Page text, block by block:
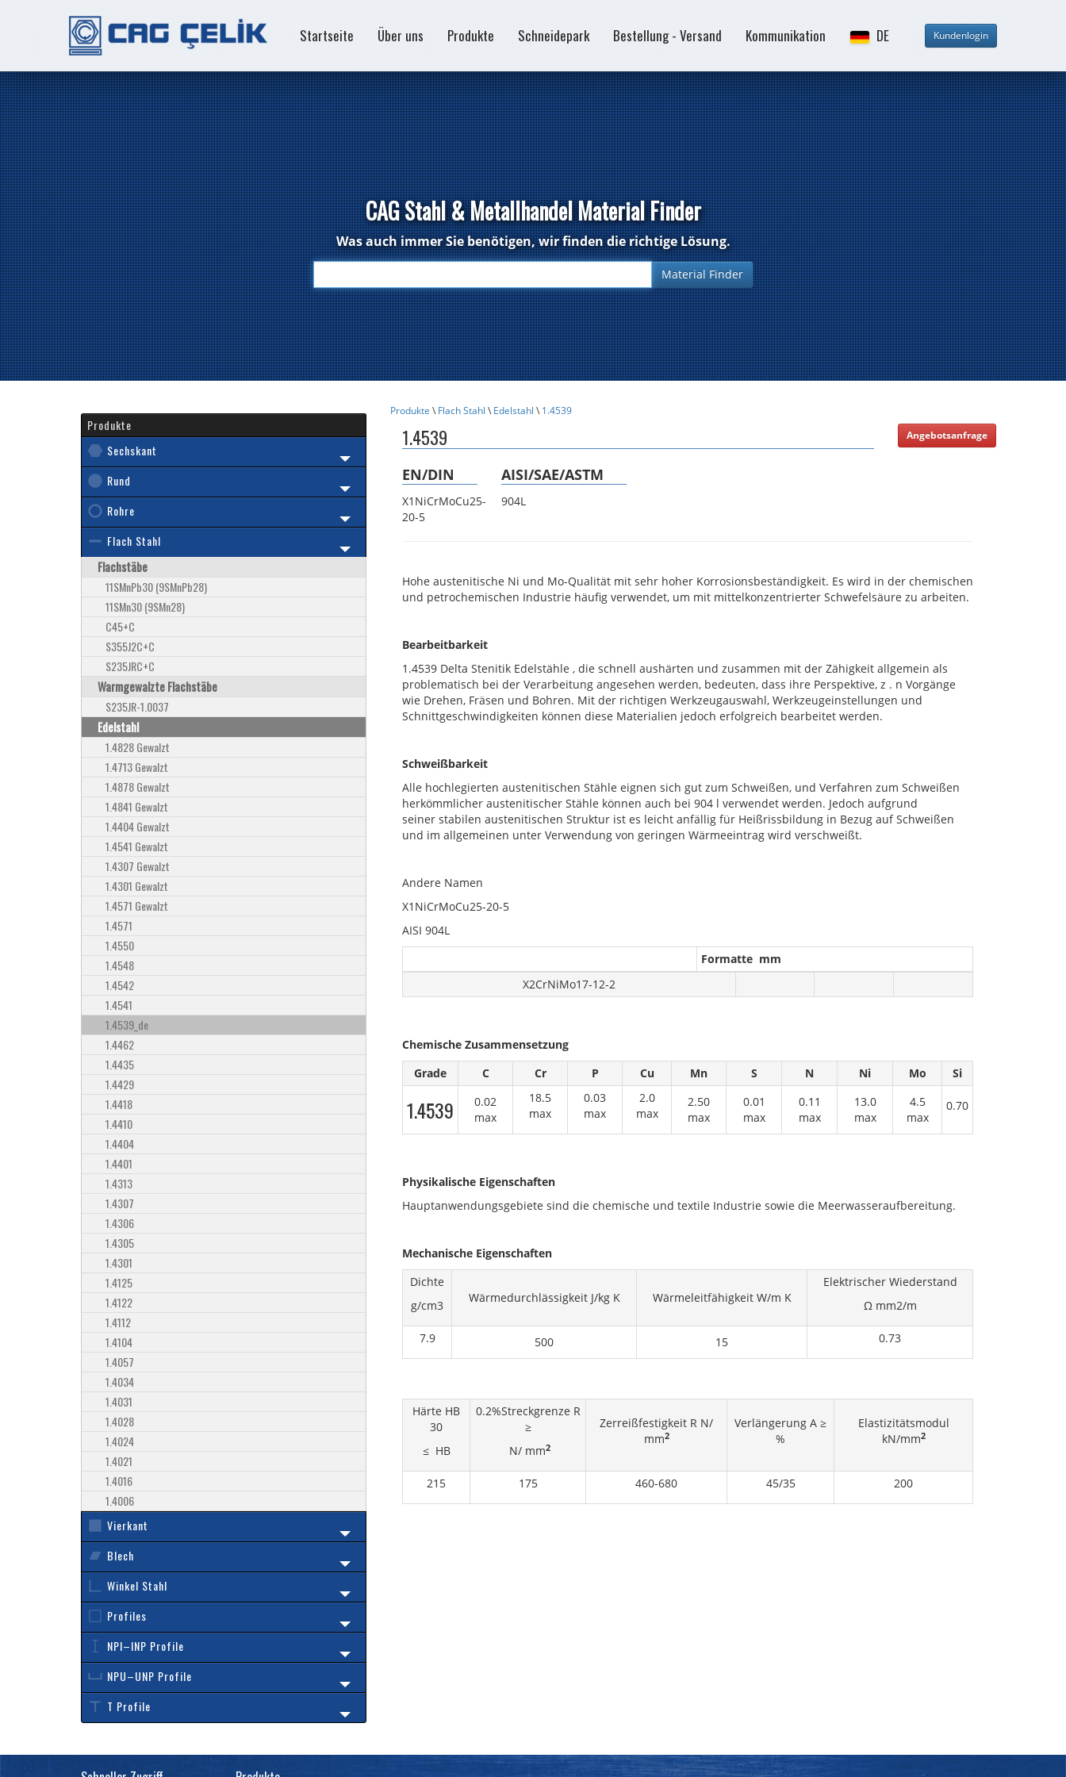
Startseite Über uns Produkte Schneidepark Bestellung - Versand Kommunikation DE
CAG Stahl & Metallhandel Material Finder
Was auch immer Sie benötigen, wir finden die richtige Lösung.
Produkte \Flach Stahl \Edelstahl \1.4539
1.4539 Angebotsanfrage
EN/DIN
X1NiCrMoCu25-
20-5
AISI/SAE/ASTM
904L
Hohe austenitische Ni und Mo-Qualität mit sehr hoher Korrosionsbeständigkeit. Es wird in der chemischen
und petrochemischen Industrie häufig verwendet, um mit mittelkonzentrierter Schwefelsäure zu arbeiten.
Bearbeitbarkeit
1.4539 Delta Stenitik Edelstähle , die schnell aushärten und zusammen mit der Zähigkeit allgemein als
problematisch bei der Verarbeitung angesehen werden, bedeuten, dass ihre Perspektive, z . n Vorgänge
wie Drehen, Fräsen und Bohren. Mit der richtigen Werkzeugauswahl, Werkzeugeinstellungen und
Schnittgeschwindigkeiten können diese Materialien jedoch erfolgreich bearbeitet werden.
Schweißbarkeit
Alle hochlegierten austenitischen Stähle eignen sich gut zum Schweißen, und Verfahren zum Schweißen
herkömmlicher austenitischer Stähle können auch bei 904 l verwendet werden. Jedoch aufgrund
seiner stabilen austenitischen Struktur ist es leicht anfällig für Heißrissbildung in Bezug auf Schweißen
und im allgemeinen unter Verwendung von geringen Wärmeeintrag wird verschweißt.
Andere Namen
X1NiCrMoCu25-20-5
AISI 904L
Formatte mm
X2CrNiMo17-12-2
Chemische Zusammensetzung
Grade
C Cr P Cu Mn S N Ni Mo Si
1.4539
0.02
max
18.5
max
0.03
max
2.0
max
2.50
max
0.01
max
0.11
max
13.0
max
4.5
max
0.70
Physikalische Eigenschaften
Hauptanwendungsgebiete sind die chemische und textile Industrie sowie die Meerwasseraufbereitung.
Mechanische Eigenschaften
Dichte
g/cm3
Wärmedurchlässigkeit J/kg K Wärmeleitfähigkeit W/m K
Elektrischer Wiederstand
Ω mm2/m
7.9 500 15 0.73
Härte HB
30
≤ HB
0.2%Streckgrenze R
≥
N/ mm2
Zerreißfestigkeit R N/
mm2
Verlängerung A ≥
%
Elastizitätsmodul
kN/mm2
215 175 460-680 45/35 200
Produkte
Sechskant
Rund
Rohre
Flach Stahl
Flachstäbe
11SMnPb30 (9SMnPb28)
11SMn30 (9SMn28)
C45+C
S355J2C+C
S235JRC+C
Warmgewalzte Flachstäbe
S235JR-1.0037
Edelstahl
1.4828 Gewalzt
1.4713 Gewalzt
1.4878 Gewalzt
1.4841 Gewalzt
1.4404 Gewalzt
1.4541 Gewalzt
1.4307 Gewalzt
1.4301 Gewalzt
1.4571 Gewalzt
1.4571
1.4550
1.4548
1.4542
1.4541
1.4539_de
1.4462
1.4435
1.4429
1.4418
1.4410
1.4404
1.4401
1.4313
1.4307
1.4306
1.4305
1.4301
1.4125
1.4122
1.4112
1.4104
1.4057
1.4034
1.4031
1.4028
1.4024
1.4021
1.4016
1.4006
Vierkant
Blech
Winkel Stahl
Profiles
NPI–INP Profile
NPU–UNP Profile
T Profile